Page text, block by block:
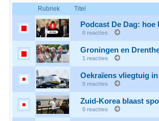
Rubriek Titel
Podcast De Dag:
0 reacties
Groningen en
1 reacties
Oekraïens vliegtuig
0 reacties
Zuid-Korea blaast
0 reacties